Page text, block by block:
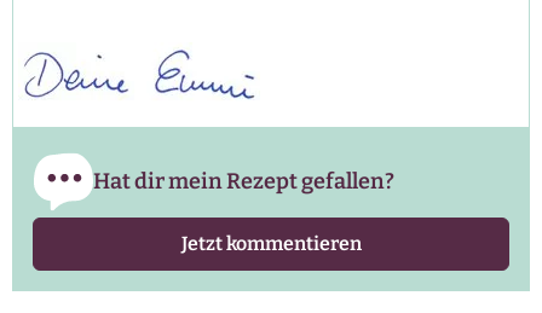
Hat dir mein Rezept gefallen?
Jetzt kommentieren